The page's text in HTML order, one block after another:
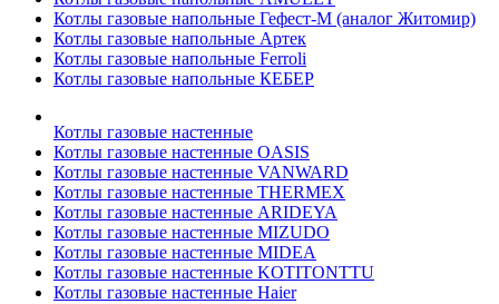
Котлы газовые напольные Гефест-М (аналог Житомир)
Котлы газовые напольные Артек
Котлы газовые напольные Ferroli
Котлы газовые напольные КЕБЕР
Котлы газовые настенные
Котлы газовые настенные OASIS
Котлы газовые настенные VANWARD
Котлы газовые настенные THERMEX
Котлы газовые настенные ARIDEYA
Котлы газовые настенные MIZUDO
Котлы газовые настенные MIDEA
Котлы газовые настенные KOTITONTTU
Котлы газовые настенные Haier